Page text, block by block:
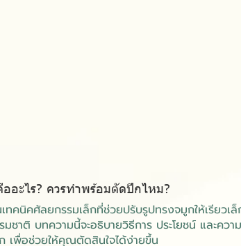
อะไร? ควรทำพร้อมตัดปีกไหม?
ทคนิคศัลยกรรมเล็กที่ช่วยปรับรูปทรงจมูกให้เรียวเล็
ชาติ บทความนี้จะอธิบายวิธีการ ประโยชน์ และควา
เพื่อช่วยให้คุณตัดสินใจได้ง่ายขึ้น